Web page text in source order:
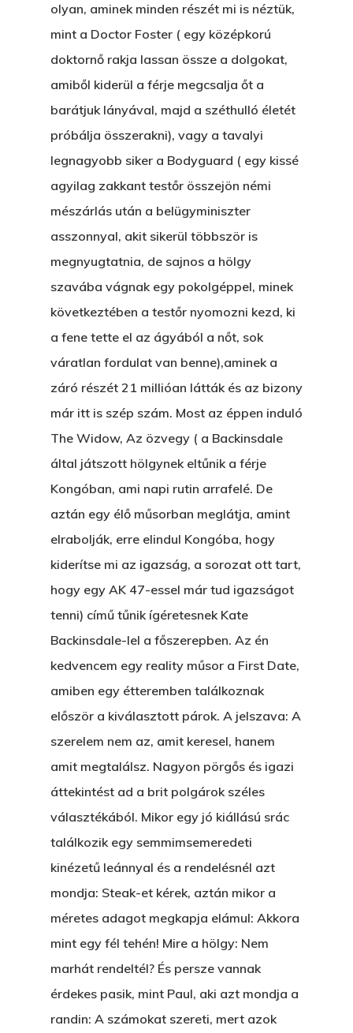
olyan, aminek minden részét mi is néztük,
mint a Doctor Foster ( egy középkorú
doktornő rakja lassan össze a dolgokat,
amiből kiderül a férje megcsalja őt a
barátjuk lányával, majd a széthulló életét
próbálja összerakni), vagy a tavalyi
legnagyobb siker a Bodyguard ( egy kissé
agyilag zakkant testőr összejön némi
mészárlás után a belügyminiszter
asszonnyal, akit sikerül többször is
megnyugtatnia, de sajnos a hölgy
szavába vágnak egy pokolgéppel, minek
következtében a testőr nyomozni kezd, ki
a fene tette el az ágyából a nőt, sok
váratlan fordulat van benne),aminek a
záró részét 21 millióan látták és az bizony
már itt is szép szám. Most az éppen induló
The Widow, Az özvegy ( a Backinsdale
által játszott hölgynek eltűnik a férje
Kongóban, ami napi rutin arrafelé. De
aztán egy élő műsorban meglátja, amint
elrabolják, erre elindul Kongóba, hogy
kiderítse mi az igazság, a sorozat ott tart,
hogy egy AK 47-essel már tud igazságot
tenni) című tűnik ígéretesnek Kate
Backinsdale-lel a főszerepben. Az én
kedvencem egy reality műsor a First Date,
amiben egy étteremben találkoznak
először a kiválasztott párok. A jelszava: A
szerelem nem az, amit keresel, hanem
amit megtalálsz. Nagyon pörgős és igazi
áttekintést ad a brit polgárok széles
választékából. Mikor egy jó kiállású srác
találkozik egy semmimsemeredeti
kinézetű leánnyal és a rendelésnél azt
mondja: Steak-et kérek, aztán mikor a
méretes adagot megkapja elámul: Akkora
mint egy fél tehén! Mire a hölgy: Nem
marhát rendeltél? És persze vannak
érdekes pasik, mint Paul, aki azt mondja a
randin: A számokat szereti, mert azok
Főoldal
Bolt
Könyveim
A Veszett Ügy
A Jóember
Egy Nyár
Ajándék – Karácsonyi
Történetek
Novellák
Novellák
Álomszekrény
EGY LAKTANYÁT,
A PESTIA
Az Elveszett Fejezet
Akkor És Ott
KI-BEJÁRAT
És Akkor A Balta
Pofád, Az Van!
Ment A Hűtlen
Egy Be-Fektetést,
FELICITÁ
Betli
Egy Világbajnokságot,
VOLT EGYSZER EGY
Rólam
Blog
Bristolt Látni
Feliratkozás
Kapcsolat
Bakker Gyuri
Hírek
Wow Look At This!
This is an optional,
customizable off
About Salient
The Castle
Unit 345
2500 Castle Dr
Manhattan, NY
+216 (0)40 3629
E: